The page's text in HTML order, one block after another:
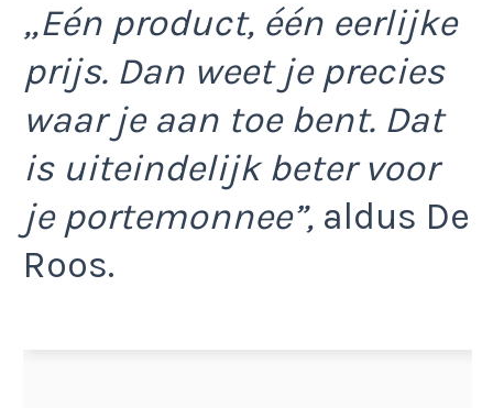
„Eén product, één eerlijke
prijs. Dan weet je precies
waar je aan toe bent. Dat
is uiteindelijk beter voor
je portemonnee”, aldus De
Roos.